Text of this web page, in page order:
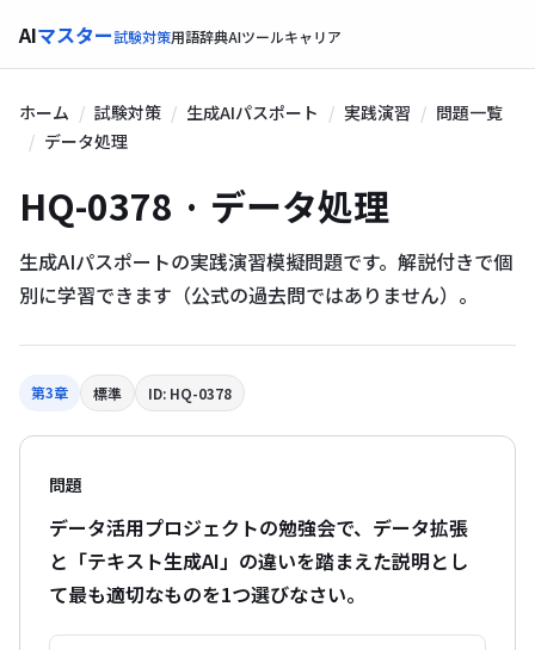
AIマスター試験対策用語辞典AIツールキャリア
ホーム 試験対策 生成AIパスポート 実践演習
問題一覧
データ処理
HQ-0378 · データ処理
生成AIパスポートの実践演習模擬問題です。解説付きで個
別に学習できます（公式の過去問ではありません）。
第3章 標準 ID: HQ-0378
問題
データ活用プロジェクトの勉強会で、データ拡張
と「テキスト生成AI」の違いを踏まえた説明とし
て最も適切なものを1つ選びなさい。